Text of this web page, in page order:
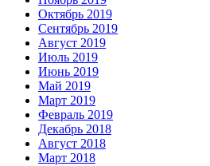
Октябрь 2019
Сентябрь 2019
Август 2019
Июль 2019
Июнь 2019
Май 2019
Март 2019
Февраль 2019
Декабрь 2018
Август 2018
Март 2018